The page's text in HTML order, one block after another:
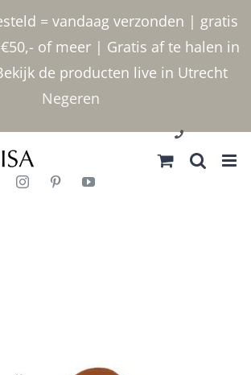
= vandaag verzonden | gratis
of meer | Gratis af te halen in
de producten live in Utrecht
Negeren
030 2400000